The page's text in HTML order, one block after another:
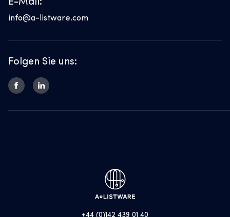
E-Mail:
info@a-listware.com
Folgen Sie uns:
+44 (0)142 439 01 40